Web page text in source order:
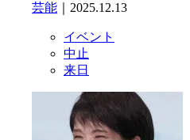
芸能 ｜2025.12.13
イベント
中止
来日